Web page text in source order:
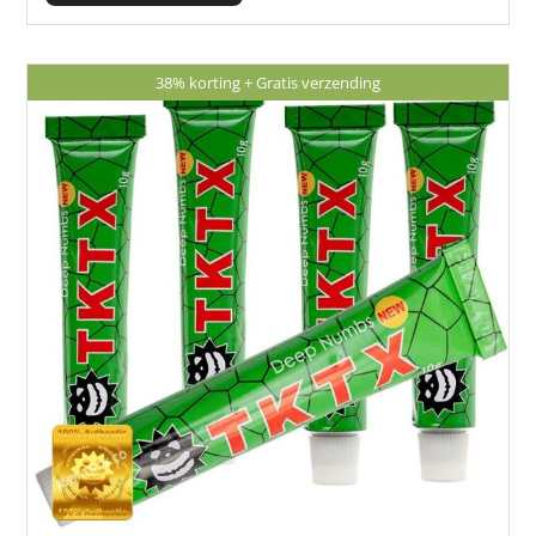
€ 38,85.€ 27,95.
38% korting + Gratis verzending